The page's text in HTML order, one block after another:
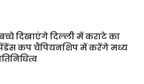
बच्चे दिखाएंगे दिल्ली में कराटे का
कप चैंपियनशिप में करेंगे मध्य